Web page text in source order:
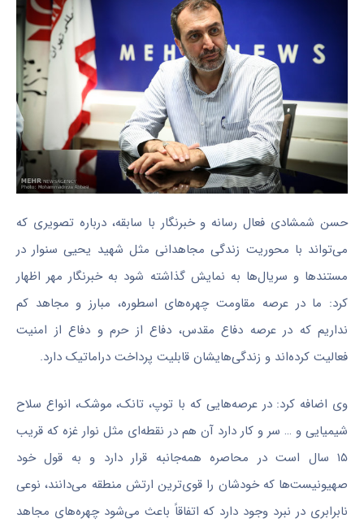
حسن شمشادی فعال رسانه و خبرنگار با سابقه، درباره تصویری که
می‌تواند با محوریت زندگی مجاهدانی مثل شهید یحیی سنواردر
مستندها و سریال‌ها به نمایش گذاشته شود به خبرنگار مهر اظهار
کرد: ما در عرصه مقاومت چهره‌های اسطوره‌، مبارز و مجاهد کم
نداریم که در عرصه دفاع مقدس، دفاع از حرم و دفاع از امنیت
فعالیت کرده‌اند و زندگی‌هایشان قابلیت پرداخت دراماتیک دارد.
وی اضافه کرد: در عرصه‌هایی که با توپ، تانک، موشک، انواع سلاح
شیمیایی و … سر و کار دارد آن هم در نقطه‌ای مثل نوار غزه که قریب
۱۵ سال است در محاصره همه‌جانبه قرار دارد و به قول خود
صهیونیست‌ها که خودشان را قوی‌ترین ارتش منطقه می‌دانند، نوعی
نابرابری در نبرد وجود دارد که اتفاقاً باعث می‌شود چهره‌های مجاهد